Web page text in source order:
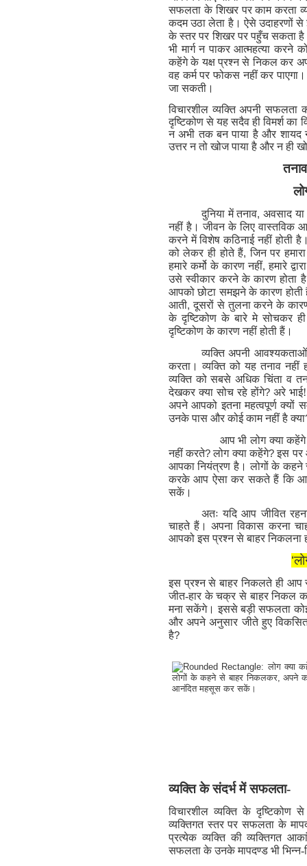
सफलता के शिखर पर काम करता
कदम उठा लेता है। ऐसे उदाहरणों से
के स्तर पर शिखर पर पहुँच सकता है
भी मार्ग न पाकर आत्महत्या करने
कहेंगे के यक्ष प्रश्न से निकल कर
वह कर्म पर फोकस नहीं कर
जा सकती।
विचारशील व्यक्ति अपनी
दृष्टिकोण से यह सदैव ही विमर्श का
न अभी तक बन पाया है और शायद
उत्तर न तो खोज पाया है और न ही
दुनिया में तनाव, अवसाद या
नहीं है। जीवन के लिए वास्तविक
करने में विशेष कठिनाई नहीं होती
को लेकर ही होते हैं,जिन पर
हमारे कर्मो के कारण नहीं,हमारे
उसे स्वीकार करने के कारण होता
आपको छोटा समझने के कारण होती
आती,दूसरों से तुलना करने के कारण
के दृष्टिकोण के बारे मे सोचकर ही
दृष्टिकोण के कारण नहीं होती हैं।
व्यक्ति अपनी आवश्यकताओं
करता। व्यक्ति को यह तनाव
व्यक्ति को सबसे अधिक चिंता व
देखकर क्या सोच रहे होंगे?अरे
अपने आपको इतना महत्वपूर्ण क्यों
उनके पास और कोई काम नहीं है क्या
आप भी लोग क्या
नहीं करते?लोग क्या कहेंगे?इस पर
आपका नियंत्रण है। लोगों के कहने
करके आप ऐसा कर सकते हैं कि
सकें।
अतः यदि आप जीवित
चाहते हैं। अपना विकास करना
आपको इस प्रश्न से बाहर निकलना
‘
इस प्रश्न से बाहर निकलते ही
जीत-हार के चक्र से बाहर निकल
मना सकेंगे। इससे बड़ी सफलता
और अपने अनुसार जीते हुए
है?
व्यक्ति के संदर्भ में सफलता-
विचारशील व्यक्ति के
व्यक्तिगत स्तर पर सफलता के
प्रत्येक व्यक्ति की व्यक्तिगत
सफलता के उनके मापदण्ड भी भिन्न-